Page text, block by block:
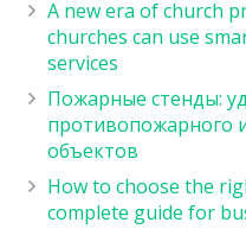
A new era of church
churches can use
services
Пожарные стенды:
противопожарного
объектов
How to choose the
complete guide for